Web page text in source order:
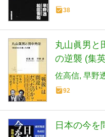
38
丸山眞男と
の逆襲 (集
佐高信 早野
92
日本の今を